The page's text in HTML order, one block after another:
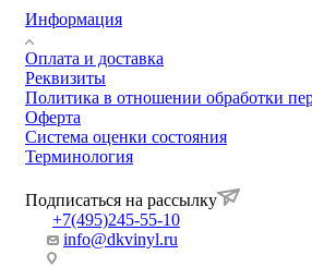
Информация
Оплата и доставка
Реквизиты
Политика в отношении обработки
Оферта
Система оценки состояния
Терминология
Подписаться на рассылку
+7(495)245-55-10
info@dkvinyl.ru